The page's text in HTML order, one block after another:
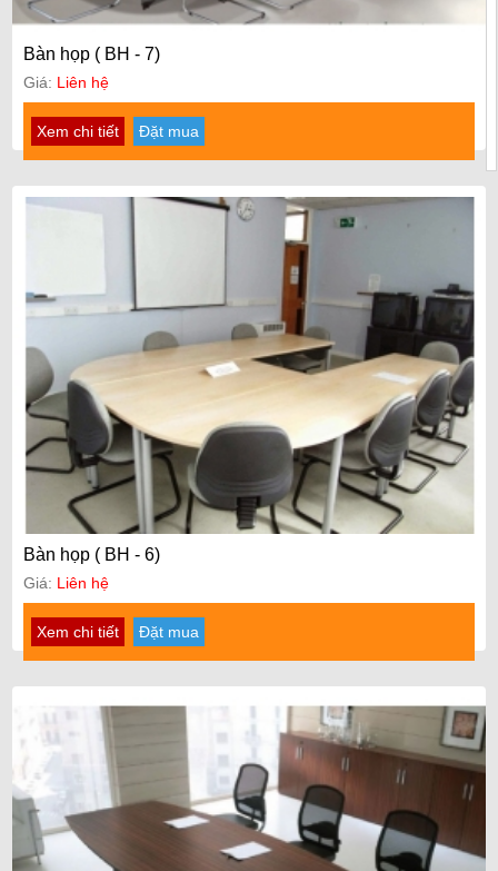
Bàn họp ( BH - 7)
Giá: Liên hệ
Xem chi tiết Đặt mua
Bàn họp ( BH - 6)
Giá: Liên hệ
Xem chi tiết Đặt mua